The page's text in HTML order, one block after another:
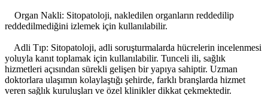
Organ Nakli: Sitopatoloji, nakledilen organların reddedilip
reddedilmediğini izlemek için kullanılabilir.
Adli Tıp: Sitopatoloji, adli soruşturmalarda hücrelerin incelenmesi
yoluyla kanıt toplamak için kullanılabilir. Tunceli ili, sağlık
hizmetleri açısından sürekli gelişen bir yapıya sahiptir. Uzman
doktorlara ulaşımın kolaylaştığı şehirde, farklı branşlarda hizmet
veren sağlık kuruluşları ve özel klinikler dikkat çekmektedir.